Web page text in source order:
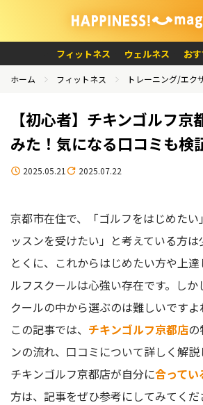
フィットネス ウェルネス お
ホーム フィットネス トレーニング/エク
【初心者】チキンゴルフ京
みた！気になる口コミも検
2025.05.21 2025.07.22
京都市在住で、「ゴルフをはじめた
ッスンを受けたい」と考えている方は
とくに、これからはじめたい方や上
ルフスクールは心強い存在です。し
クールの中から選ぶのは難しいですよ
この記事では、 チキンゴルフ京都店の
ンの流れ、口コミについて詳しく解説
チキンゴルフ京都店が自分に合ってい
方は、記事をぜひ参考にしてみてくだ